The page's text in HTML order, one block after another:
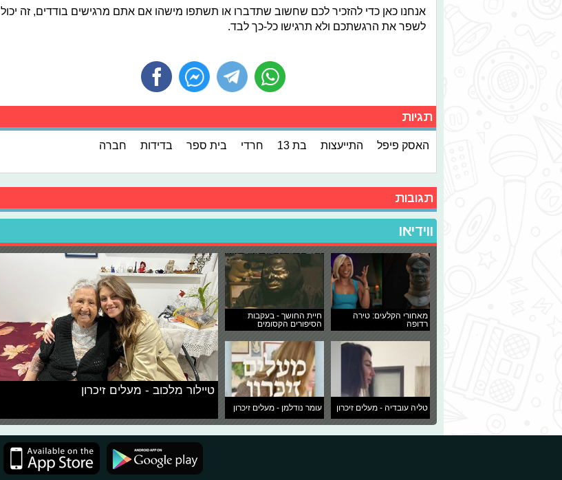
אנחנו כאן כדי להזכיר לכם שחשוב שתדברו או תשתפו מישהו אם אתם מרגישים בודדים, זה יכול
לשפר את הרגשתכם ולא תרגישו כל-כך לבד.
תגיות
האסק פיפל התייעצות בת 13 חרדי בית ספר בדידות חברה
תגובות
ווידיאו
מאחורי הקלעים: טירה
רדופה
חיית החושך - בעקבות
הסיפורים הקסומים
טליה עובדיה - מעלים זיכרון עומר נודלמן - מעלים זיכרון
טיילור מלכוב - מעלים זיכרון